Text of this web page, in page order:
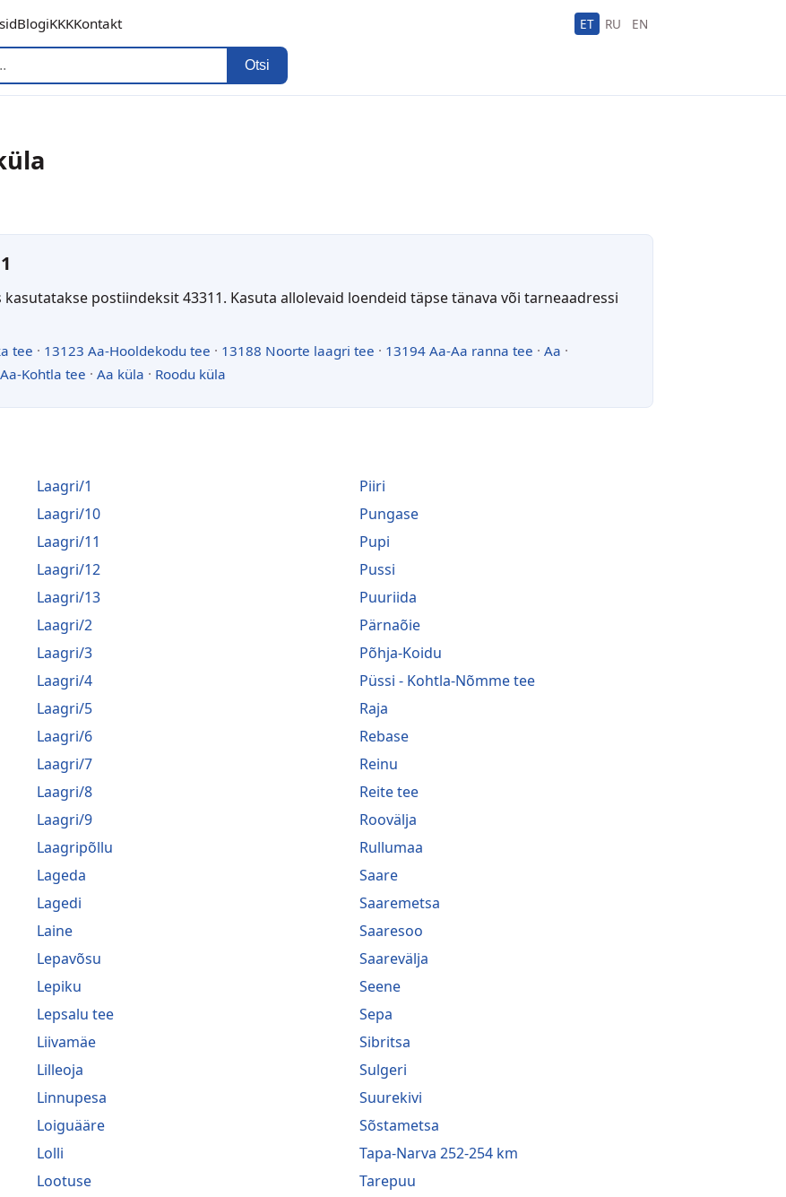
BlogiKKKKontakt ET RU EN
Otsi
postiindeksit 43311. Kasuta allolevaid loendeid täpse tänava või tarneaadressi
tee · 13123 Aa-Hooldekodu tee · 13188 Noorte laagri tee · 13194 Aa-Aa ranna tee · Aa ·
Aa-Kohtla tee · Aa küla · Roodu küla
Laagri/1
Laagri/10
Laagri/11
Laagri/12
Laagri/13
Laagri/2
Laagri/3
Laagri/4
Laagri/5
Laagri/6
Laagri/7
Laagri/8
Laagri/9
Laagripõllu
Lageda
Lagedi
Laine
Lepavõsu
Lepiku
Lepsalu tee
Liivamäe
Lilleoja
Linnupesa
Loiguääre
Lolli
Lootuse
Piiri
Pungase
Pupi
Pussi
Puuriida
Pärnaõie
Põhja-Koidu
Püssi - Kohtla-Nõmme tee
Raja
Rebase
Reinu
Reite tee
Roovälja
Rullumaa
Saare
Saaremetsa
Saaresoo
Saarevälja
Seene
Sepa
Sibritsa
Sulgeri
Suurekivi
Sõstametsa
Tapa-Narva 252-254 km
Tarepuu